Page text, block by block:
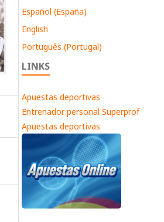
Español (España)
English
Português (Portugal)
LINKS
Apuestas deportivas
Entrenador personal Superprof
Apuestas deportivas